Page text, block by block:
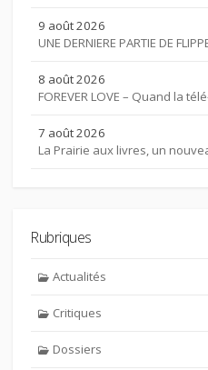
9 août 2026
UNE DERNIERE PARTIE DE
8 août 2026
FOREVER LOVE – Quand la
7 août 2026
La Prairie aux livres, un
Rubriques
Actualités
Critiques
Dossiers